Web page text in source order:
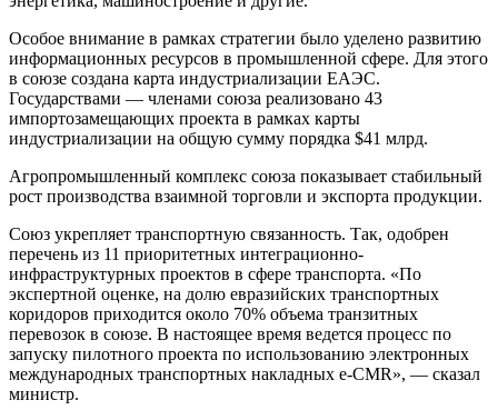
Особое внимание в рамках стратегии было уделено развитию
информационных ресурсов в промышленной сфере. Для этого
в союзе создана карта индустриализации ЕАЭС.
Государствами — членами союза реализовано 43
импортозамещающих проекта в рамках карты
индустриализации на общую сумму порядка $41 млрд.
Агропромышленный комплекс союза показывает стабильный
рост производства взаимной торговли и экспорта продукции.
Союз укрепляет транспортную связанность. Так, одобрен
перечень из 11 приоритетных интеграционно-
инфраструктурных проектов в сфере транспорта. «По
экспертной оценке, на долю евразийских транспортных
коридоров приходится около 70% объема транзитных
перевозок в союзе. В настоящее время ведется процесс по
запуску пилотного проекта по использованию электронных
международных транспортных накладных e-CMR», — сказал
министр.